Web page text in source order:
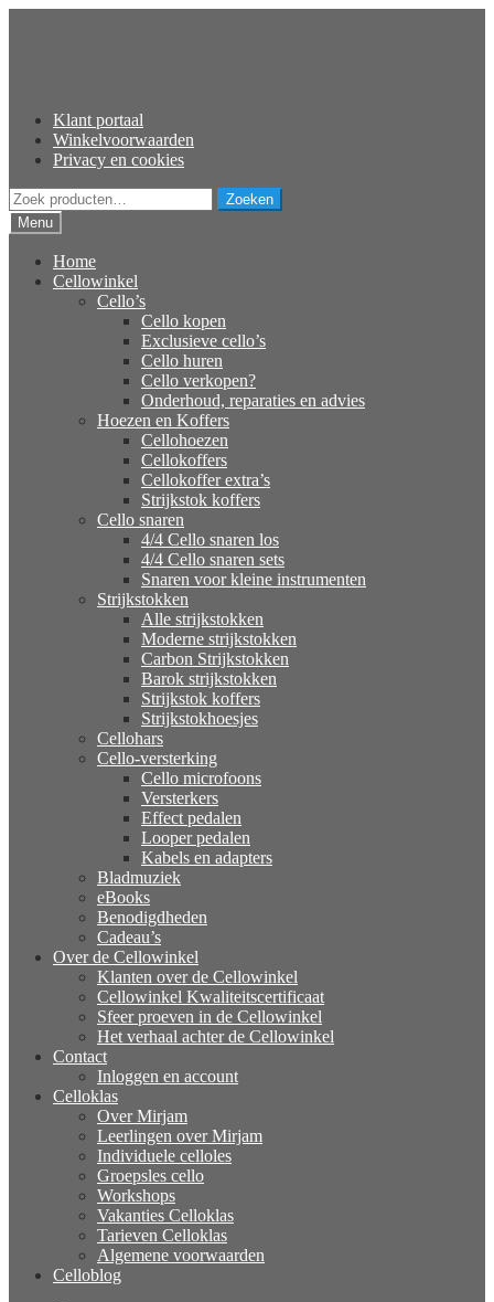
Klant portaal
Winkelvoorwaarden
Privacy en cookies
Zoeken
naar:
Zoeken
Menu
Home
Cellowinkel
Cello’s
Cello kopen
Exclusieve cello’s
Cello huren
Cello verkopen?
Onderhoud, reparaties en advies
Hoezen en Koffers
Cellohoezen
Cellokoffers
Cellokoffer extra’s
Strijkstok koffers
Cello snaren
4/4 Cello snaren los
4/4 Cello snaren sets
Snaren voor kleine instrumenten
Strijkstokken
Alle strijkstokken
Moderne strijkstokken
Carbon Strijkstokken
Barok strijkstokken
Strijkstok koffers
Strijkstokhoesjes
Cellohars
Cello-versterking
Cello microfoons
Versterkers
Effect pedalen
Looper pedalen
Kabels en adapters
Bladmuziek
eBooks
Benodigdheden
Cadeau’s
Over de Cellowinkel
Klanten over de Cellowinkel
Cellowinkel Kwaliteitscertificaat
Sfeer proeven in de Cellowinkel
Het verhaal achter de Cellowinkel
Contact
Inloggen en account
Celloklas
Over Mirjam
Leerlingen over Mirjam
Individuele celloles
Groepsles cello
Workshops
Vakanties Celloklas
Tarieven Celloklas
Algemene voorwaarden
Celloblog